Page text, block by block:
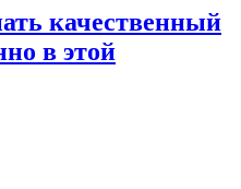
качественный
в этой